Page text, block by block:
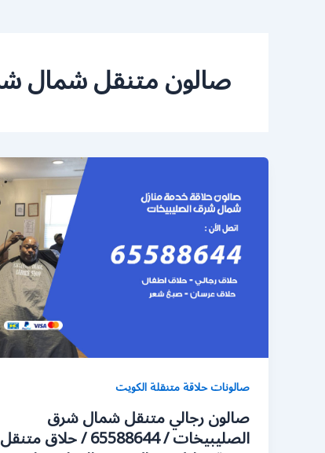
صالون متنقل شمال
صالونات حلاقة متنقلة الكويت
صالون رجالي متنقل شمال شرق
الصليبيخات / 65588644 / حلاق متنقل